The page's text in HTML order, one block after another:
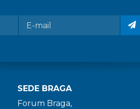
SEDE BRAGA
Forum Braga,